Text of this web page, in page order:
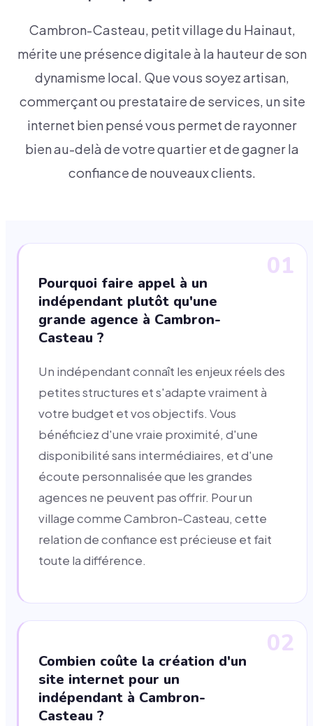
Cambron-Casteau, petit village du Hainaut,
mérite une présence digitale à la hauteur de son
dynamisme local. Que vous soyez artisan,
commerçant ou prestataire de services, un site
internet bien pensé vous permet de rayonner
bien au-delà de votre quartier et de gagner la
confiance de nouveaux clients.
01
Pourquoi faire appel à un
indépendant plutôt qu'une
grande agence à Cambron-
Casteau ?
Un indépendant connaît les enjeux réels des
petites structures et s'adapte vraiment à
votre budget et vos objectifs. Vous
bénéficiez d'une vraie proximité, d'une
disponibilité sans intermédiaires, et d'une
écoute personnalisée que les grandes
agences ne peuvent pas offrir. Pour un
village comme Cambron-Casteau, cette
relation de confiance est précieuse et fait
toute la différence.
02
Combien coûte la création d'un
site internet pour un
indépendant à Cambron-
Casteau ?